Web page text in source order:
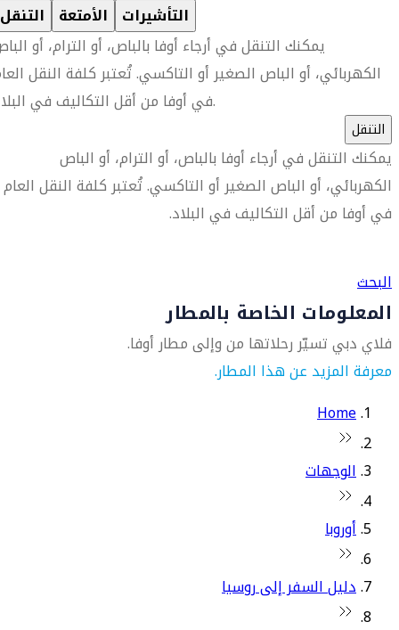
التنقل الأمتعة التأشيرات
يمكنك التنقل في أرجاء أوفا بالباص، أو الترام، أو
الكهربائي، أو الباص الصغير أو التاكسي. تُعتبر كلفة النقل
في أوفا من أقل التكاليف في البلاد.
التنقل
يمكنك التنقل في أرجاء أوفا بالباص، أو الترام، أو الباص
الكهربائي، أو الباص الصغير أو التاكسي. تُعتبر كلفة النقل العام
في أوفا من أقل التكاليف في البلاد.
البحث
المعلومات الخاصة بالمطار
فلاي دبي تسيّر رحلاتها من وإلى مطار أوفا.
معرفة المزيد عن هذا المطار.
Home
الوجهات
أوروبا
دليل السفر إلى روسيا